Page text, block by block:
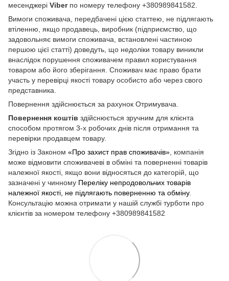
месенджері Viberпо номеру телефону +380989841582.
Вимоги споживача, передбачені цією статтею, не підлягають
втіленню, якщо продавець, виробник (підприємство, що
задовольняє вимоги споживача, встановлені частиною
першою цієї статті) доведуть, що недоліки товару виникли
внаслідок порушення споживачем правил користування
товаром або його зберігання. Споживач має право брати
участь у перевірці якості товару особисто або через свого
представника.
Повернення здійснюється за рахунок Отримувача.
Повернення коштів здійснюється зручним для клієнта
способом протягом 3-х робочих днів після отримання та
перевірки продавцем товару.
Згідно із Законом «Про захист прав споживачів» , компанія
може відмовити споживачеві в обміні та поверненні товарів
належної якості, якщо вони відносяться до категорій, що
зазначені у чинному Переліку непродовольчих товарів
належної якості, не підлягають поверненню та обміну.
Консультацію можна отримати у нашій службі турботи про
клієнтів за номером телефону +380989841582